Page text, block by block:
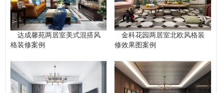
达成馨苑两居室美式混搭风
格装修案例
金科花园两居室北欧风格装
修效果图案例